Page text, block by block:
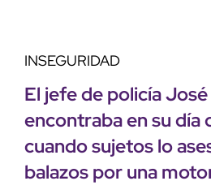
INSEGURIDAD
El jefe de policía
encontraba en su día
cuando sujetos lo
balazos por una